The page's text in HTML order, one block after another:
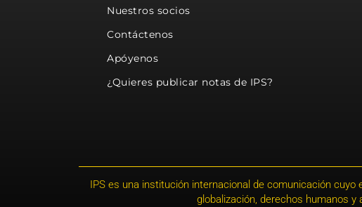
Nuestros socios
Contáctenos
Apóyenos
¿Quieres publicar notas de IPS?
IPS es una institución internacional de comunicación
globalización, derechos humanos